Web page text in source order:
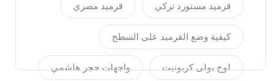
قرميد مستورد تركي قرميد مصري
كيفية وضع القرميد على السطح
لوح بولى كربونيت واجهات حجر هاشمي